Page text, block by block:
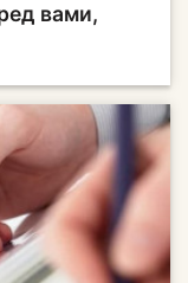
вами,